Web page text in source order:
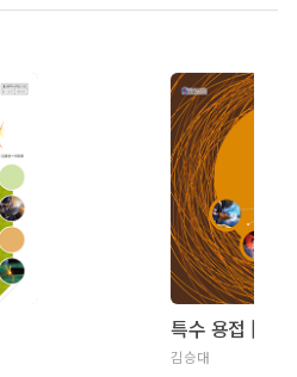
특수 용접 [전
김승대